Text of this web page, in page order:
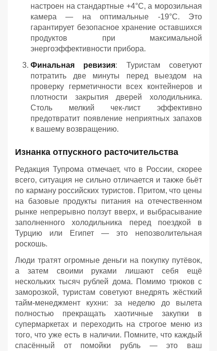
настроен на стандартные +4°C, а морозильная
камера — на оптимальные -19°C. Это
гарантирует безопасное хранение оставшихся
продуктов при максимальной
энергоэффективности прибора.
Финальная ревизия: Туристам советуют
потратить две минуты перед выездом на
проверку герметичности всех контейнеров и
плотности закрытия дверей холодильника.
Столь мелкий чек-лист эффективно
предотвратит появление неприятных запахов
к вашему возвращению.
Изнанка отпускного расточительства
Редакция Тупрома отмечает, что в России, скорее
всего, ситуация не сильно отличается и также бьёт
по карману российских туристов. Притом, что цены
на базовые продукты питания на отечественном
рынке непрерывно ползут вверх, и выбрасывание
заполненного холодильника перед поездкой в
Турцию или Египет — это непозволительная
роскошь.
Люди тратят огромные деньги на покупку путёвок,
а затем своими руками лишают себя ещё
нескольких тысяч рублей дома. Помимо трюков с
заморозкой, туристам советуют внедрять жёсткий
тайм-менеджмент кухни: за неделю до вылета
полностью прекращать хаотичные закупки в
супермаркетах и переходить на строгое меню из
того, что уже есть в наличии. Помните, что каждый
спасённый от помойки рубль — это ваш